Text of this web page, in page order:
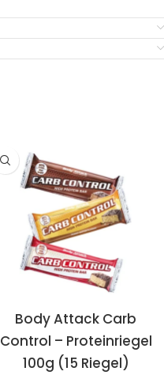
Body Attack Carb
Control – Proteinriegel
100g (15 Riegel)